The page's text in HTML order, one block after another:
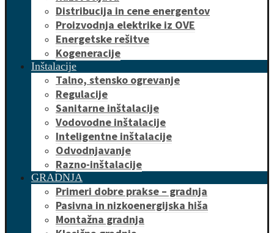
Distribucija in cene energentov
Proizvodnja elektrike iz OVE
Energetske rešitve
Kogeneracije
Inštalacije
Talno, stensko ogrevanje
Regulacije
Sanitarne inštalacije
Vodovodne inštalacije
Inteligentne inštalacije
Odvodnjavanje
Razno-inštalacije
GRADNJA
Primeri dobre prakse – gradnja
Pasivna in nizkoenergijska hiša
Montažna gradnja